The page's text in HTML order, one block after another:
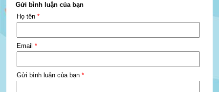
Gửi bình luận của bạn
Họ tên *
Email *
Gửi bình luận của bạn *